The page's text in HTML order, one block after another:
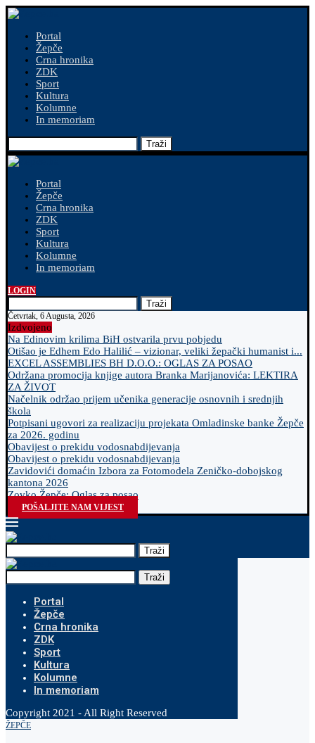
Portal
Žepče
Crna hronika
ZDK
Sport
Kultura
Kolumne
In memoriam
Traži
Portal
Žepče
Crna hronika
ZDK
Sport
Kultura
Kolumne
In memoriam
LOGIN
Traži
Četvrtak, 6 Augusta, 2026
Izdvojeno
Na Edinovim krilima BiH ostvarila prvu pobjedu
Otišao je Edhem Edo Halilić – vizionar, veliki žepački humanist i...
EXCEL ASSEMBLIES BH D.O.O.: OGLAS ZA POSAO
Održana promocija knjige autora Branka Marijanovića: LEKTIRA
ZA ŽIVOT
Načelnik održao prijem učenika generacije osnovnih i srednjih
škola
Potpisani ugovori za realizaciju projekata Omladinske banke Žepče
za 2026. godinu
Obavijest o prekidu vodosnabdijevanja
Obavijest o prekidu vodosnabdijevanja
Zavidovići domaćin Izbora za Fotomodela Zeničko-dobojskog
kantona 2026
Zovko Žepče: Oglas za posao
POŠALJITE NAM VIJEST
Traži
Traži
Portal
Žepče
Crna hronika
ZDK
Sport
Kultura
Kolumne
In memoriam
Copyright 2021 - All Right Reserved
ŽEPČE